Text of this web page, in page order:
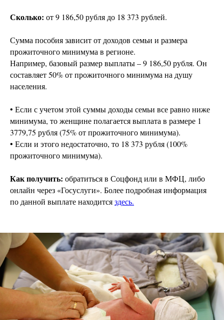
Сколько: от 9 186,50 рубля до 18 373 рублей.
Сумма пособия зависит от доходов семьи и размера
прожиточного минимума в регионе.
Например, базовый размер выплаты – 9 186,50 рубля. Он
составляет 50% от прожиточного минимума на душу
населения.
• Если с учетом этой суммы доходы семьи все равно ниже
минимума, то женщине полагается выплата в размере 1
3779,75 рубля (75% от прожиточного минимума).
• Если и этого недостаточно, то 18 373 рубля (100%
прожиточного минимума).
Как получить: обратиться в Соцфонд или в МФЦ, либо
онлайн через «Госуслуги». Более подробная информация
по данной выплате находитсяздесь.